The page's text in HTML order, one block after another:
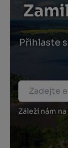
Přihlaste
Záleží nám